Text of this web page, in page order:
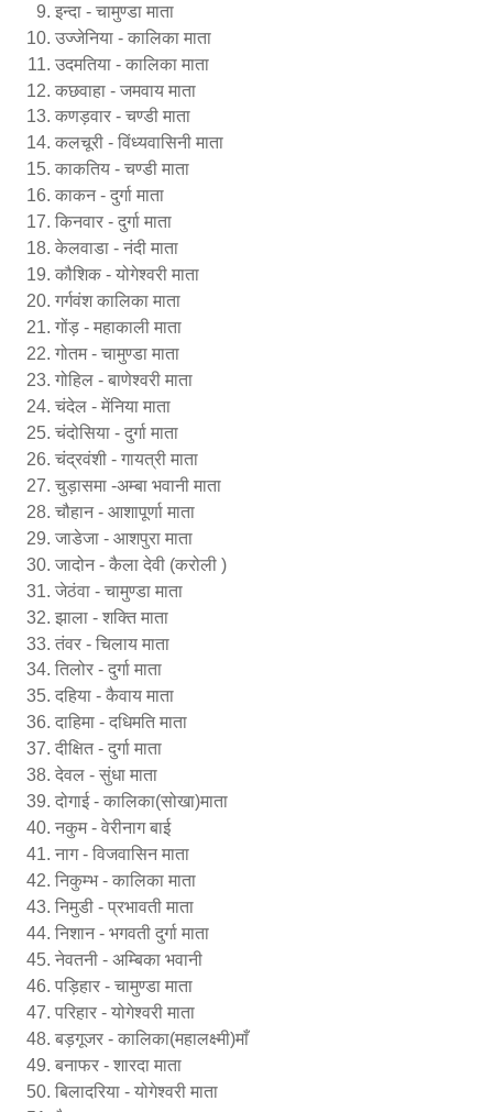
इन्दा - चामुण्डा माता
उज्जेनिया - कालिका माता
उदमतिया - कालिका माता
कछवाहा - जमवाय माता
कणड़वार - चण्डी माता
कलचूरी - विंध्यवासिनी माता
काकतिय - चण्डी माता
काकन - दुर्गा माता
किनवार - दुर्गा माता
केलवाडा - नंदी माता
कौशिक - योगेश्वरी माता
गर्गवंश कालिका माता
गोंड़ - महाकाली माता
गोतम - चामुण्डा माता
गोहिल - बाणेश्वरी माता
चंदेल - मेंनिया माता
चंदोसिया - दुर्गा माता
चंद्रवंशी - गायत्री माता
चुड़ासमा -अम्बा भवानी माता
चौहान - आशापूर्णा माता
जाडेजा - आशपुरा माता
जादोन - कैला देवी (करोली )
जेठंवा - चामुण्डा माता
झाला - शक्ति माता
तंवर - चिलाय माता
तिलोर - दुर्गा माता
दहिया - कैवाय माता
दाहिमा - दधिमति माता
दीक्षित - दुर्गा माता
देवल - सुंधा माता
दोगाई - कालिका(सोखा)माता
नकुम - वेरीनाग बाई
नाग - विजवासिन माता
निकुम्भ - कालिका माता
निमुडी - प्रभावती माता
निशान - भगवती दुर्गा माता
नेवतनी - अम्बिका भवानी
पड़िहार - चामुण्डा माता
परिहार - योगेश्वरी माता
बड़गूजर - कालिका(महालक्ष्मी)माँ
बनाफर - शारदा माता
बिलादरिया - योगेश्वरी माता